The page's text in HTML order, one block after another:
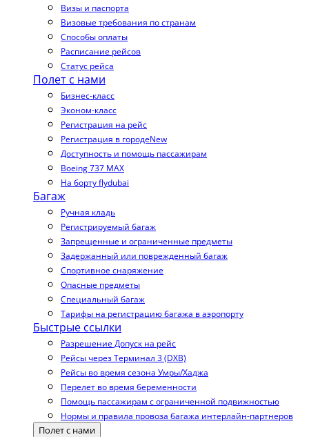
Визы и паспорта
Визовые требования по странам
Способы оплаты
Расписание рейсов
Статус рейса
Полет с нами
Бизнес-класс
Эконом-класс
Регистрация на рейс
Регистрация в городеNew
Доступность и помощь пассажирам
Boeing 737 MAX
На борту flydubai
Багаж
Ручная кладь
Регистрируемый багаж
Запрещенные и ограниченные предметы
Задержанный или поврежденный багаж
Спортивное снаряжение
Опасные предметы
Специальный багаж
Тарифы на регистрацию багажа в аэропорту
Быстрые ссылки
Разрешение Допуск на рейс
Рейсы через Терминал 3 (DXB)
Рейсы во время сезона Умры/Хаджа
Перелет во время беременности
Помощь пассажирам с ограниченной подвижностью
Нормы и правила провоза багажа интерлайн-партнеров
Полет с нами